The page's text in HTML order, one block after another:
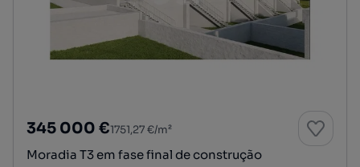
345 000 €1751,27 €/m²
Moradia T3 em fase final de construção